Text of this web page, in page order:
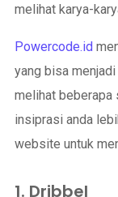
melihat karya-
Powercode.id
yang bisa
melihat
insiprasi anda
website untuk
1. Dribbel